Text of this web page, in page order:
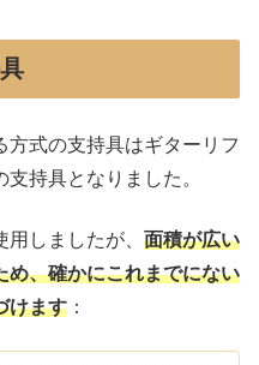
方式の支持具はギターリフ
持具となりました。
しましたが、 面積が広い
め、確かにこれまでにない
けます ：